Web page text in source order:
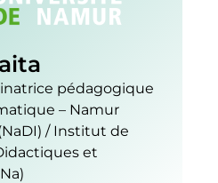
pédagogique
– Namur
/ Institut de
et